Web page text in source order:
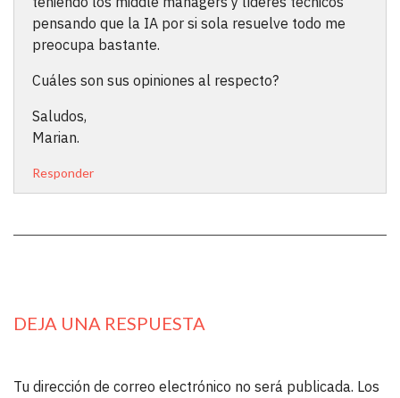
pensando que la IA por si sola resuelve todo me
preocupa bastante.
Cuáles son sus opiniones al respecto?
Saludos,
Marian.
Responder
DEJA UNA RESPUESTA
Tu dirección de correo electrónico no será publicada. Los